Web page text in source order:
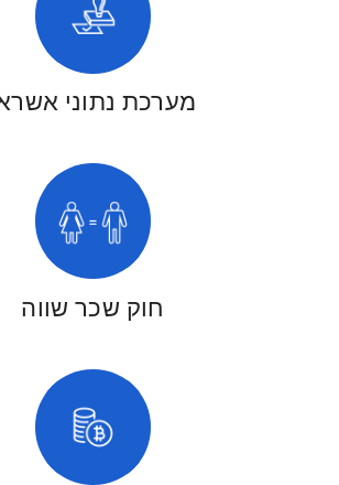
מערכת נתוני
חוק שכר שווה